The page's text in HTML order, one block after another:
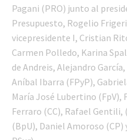
Pagani (PRO) junto al
Presupuesto, Rogelio
vicepresidente I, Cristian
Carmen Polledo, Karina
de Andreis, Alejandro
Aníbal Ibarra (FPyP),
María José Lubertino (FpV),
Ferraro (CC), Rafael Gentili,
(BpU), Daniel Amoroso